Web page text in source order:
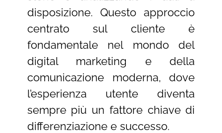
disposizione. Questo approccio
centrato sul cliente è
fondamentale nel mondo del
digital marketing e della
comunicazione moderna, dove
l’esperienza utente diventa
sempre più un fattore chiave di
differenziazione e successo.